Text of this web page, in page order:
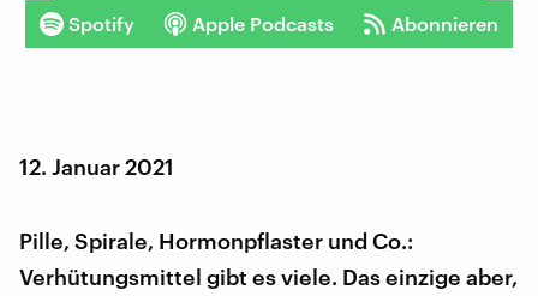
Spotify Apple Podcasts Abonnieren
12. Januar 2021
Pille, Spirale, Hormonpflaster und Co.:
Verhütungsmittel gibt es viele. Das einzige aber,